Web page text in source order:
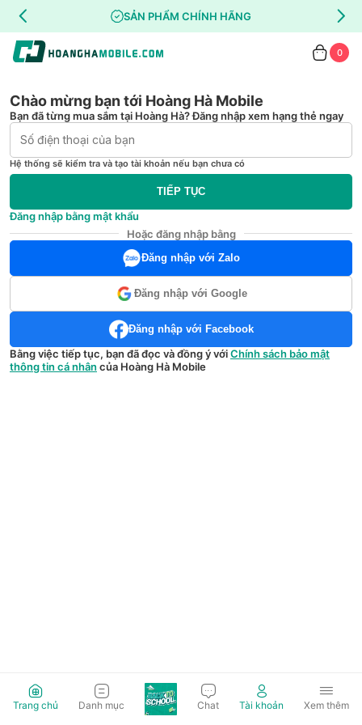
SẢN PHẨM CHÍNH HÃNG
0
Chào mừng bạn tới Hoàng Hà Mobile
Bạn đã từng mua sắm tại Hoàng Hà? Đăng nhập xem hạng thẻ ngay
Hệ thống sẽ kiểm tra và tạo tài khoản nếu bạn chưa có
TIẾP TỤC
Đăng nhập bằng mật khẩu
Hoặc đăng nhập bằng
Đăng nhập với Zalo
Đăng nhập với Google
Đăng nhập với Facebook
Bằng việc tiếp tục, bạn đã đọc và đồng ý vớiChính sách bảo mật
thông tin cá nhân của Hoàng Hà Mobile
Trang chủ Danh mục Chat Tài khoản Xem thêm